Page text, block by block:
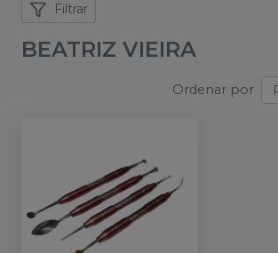
Filtrar
BEATRIZ VIEIRA
Ordenar por